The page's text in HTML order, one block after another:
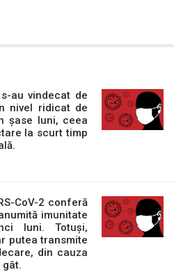
au vindecat de
nivel ridicat de
șase luni, ceea
la scurt timp
CoV-2 conferă
imunitate
luni. Totuși,
putea transmite
din cauza